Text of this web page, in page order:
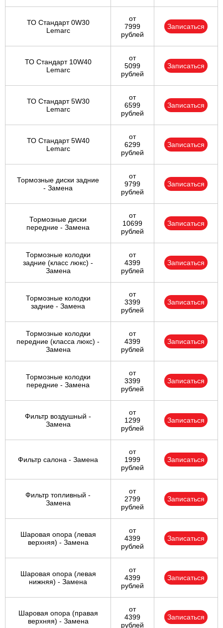
ТО Стандарт 0W30
Lemarc
от
7999
рублей
Записаться
ТО Стандарт 10W40
Lemarc
от
5099
рублей
Записаться
ТО Стандарт 5W30
Lemarc
от
6599
рублей
Записаться
ТО Стандарт 5W40
Lemarc
от
6299
рублей
Записаться
Тормозные диски задние
- Замена
от
9799
рублей
Записаться
Тормозные диски
передние - Замена
от
10699
рублей
Записаться
Тормозные колодки
задние (класс люкс) -
Замена
от
4399
рублей
Записаться
Тормозные колодки
задние - Замена
от
3399
рублей
Записаться
Тормозные колодки
передние (класса люкс) -
Замена
от
4399
рублей
Записаться
Тормозные колодки
передние - Замена
от
3399
рублей
Записаться
Фильтр воздушный -
Замена
от
1299
рублей
Записаться
Фильтр салона - Замена
от
1999
рублей
Записаться
Фильтр топливный -
Замена
от
2799
рублей
Записаться
Шаровая опора (левая
верхняя) - Замена
от
4399
рублей
Записаться
Шаровая опора (левая
нижняя) - Замена
от
4399
рублей
Записаться
Шаровая опора (правая
верхняя) - Замена
от
4399
рублей
Записаться